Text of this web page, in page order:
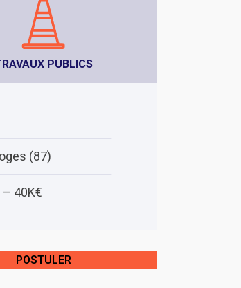
PUBLICS
(87)
– 40K€
POSTULER